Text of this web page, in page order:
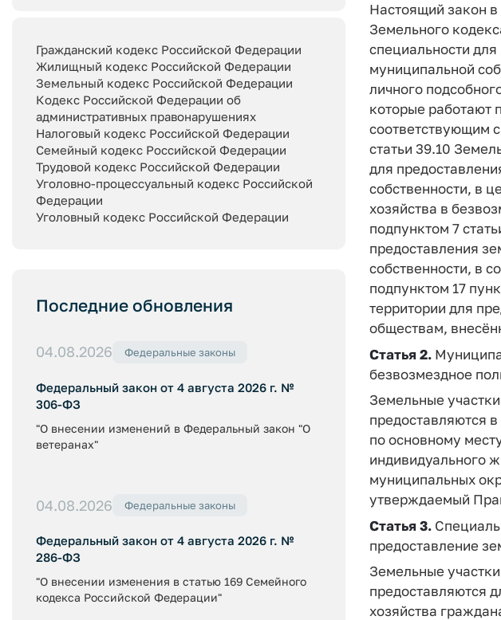
Гражданский кодекс Российской Федерации
Жилищный кодекс Российской Федерации
Земельный кодекс Российской Федерации
Кодекс Российской Федерации об
административных правонарушениях
Налоговый кодекс Российской Федерации
Семейный кодекс Российской Федерации
Трудовой кодекс Российской Федерации
Уголовно-процессуальный кодекс Российской
Федерации
Уголовный кодекс Российской Федерации
Последние обновления
04.08.2026 Федеральные законы
Федеральный закон от 4 августа 2026 г. №
306-ФЗ
"О внесении изменений в Федеральный закон "О
ветеранах"
04.08.2026 Федеральные законы
Федеральный закон от 4 августа 2026 г. №
286-ФЗ
"О внесении изменения в статью 169 Семейного
кодекса Российской Федерации"
Настоящий закон в
Земельного
специальности
муниципальной
личного
которые работают
соответствующим
статьи 39.10
для
собственности, в
хозяйства в
подпунктом 7
предоставления
собственности, в
подпунктом 17
территории для
обществам,
Статья 2.
безвозмездное
Земельные
предоставляются
по основному
индивидуального
муниципальных
утверждаемый
Статья 3.
предоставление
Земельные
предоставляются
хозяйства